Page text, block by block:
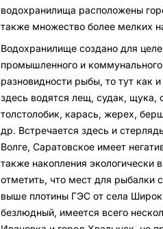
водохранилища расположены
также множество более мелких
Водохранилище создано для
промышленного и
разновидности рыбы, то тут как
здесь водятся лещ, судак, щука,
толстолобик, карась, жерех,
др. Встречается здесь и
Волге, Саратовское имеет
также накопления экологически
отметить, что мест для рыбалки
выше плотины ГЭС от села
безлюдный, имеется всего